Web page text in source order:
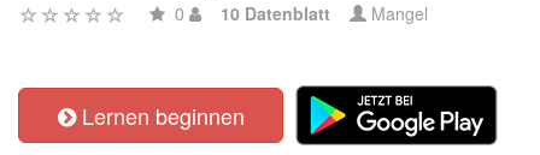
0 10 Datenblatt Mangel
Lernen beginnen